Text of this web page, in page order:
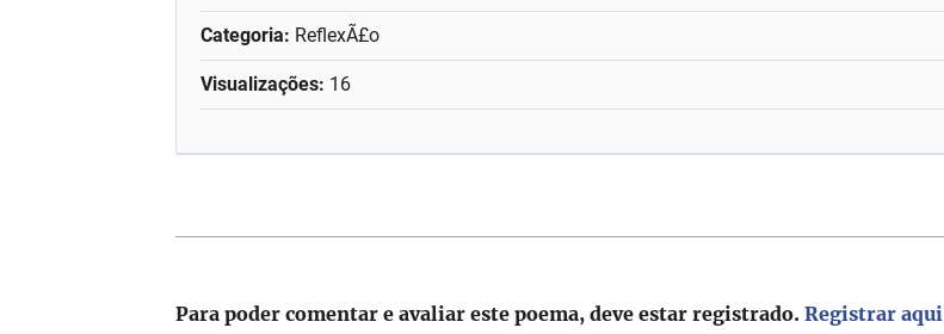
Categoria: ReflexÃ£o
Visualizações: 16
Para poder comentar e avaliar este poema, deve estar registrado.Registrar aqui